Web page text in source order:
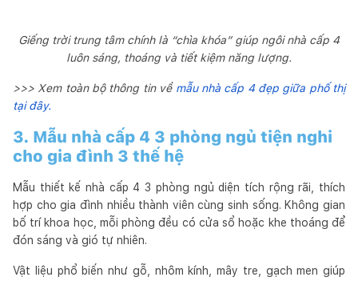
Giếng trời trung tâm chính là “chìa khóa” giúp ngôi nhà cấp 4
luôn sáng, thoáng và tiết kiệm năng lượng.
>>> Xem toàn bộ thông tin về mẫu nhà cấp 4 đẹp giữa phố thị
tại đây.
3. Mẫu nhà cấp 4 3 phòng ngủ tiện nghi
cho gia đình 3 thế hệ
Mẫu thiết kế nhà cấp 4 3 phòng ngủ diện tích rộng rãi, thích
hợp cho gia đình nhiều thành viên cùng sinh sống. Không gian
bố trí khoa học, mỗi phòng đều có cửa sổ hoặc khe thoáng để
đón sáng và gió tự nhiên.
Vật liệu phổ biến như gỗ, nhôm kính, mây tre, gạch men giúp